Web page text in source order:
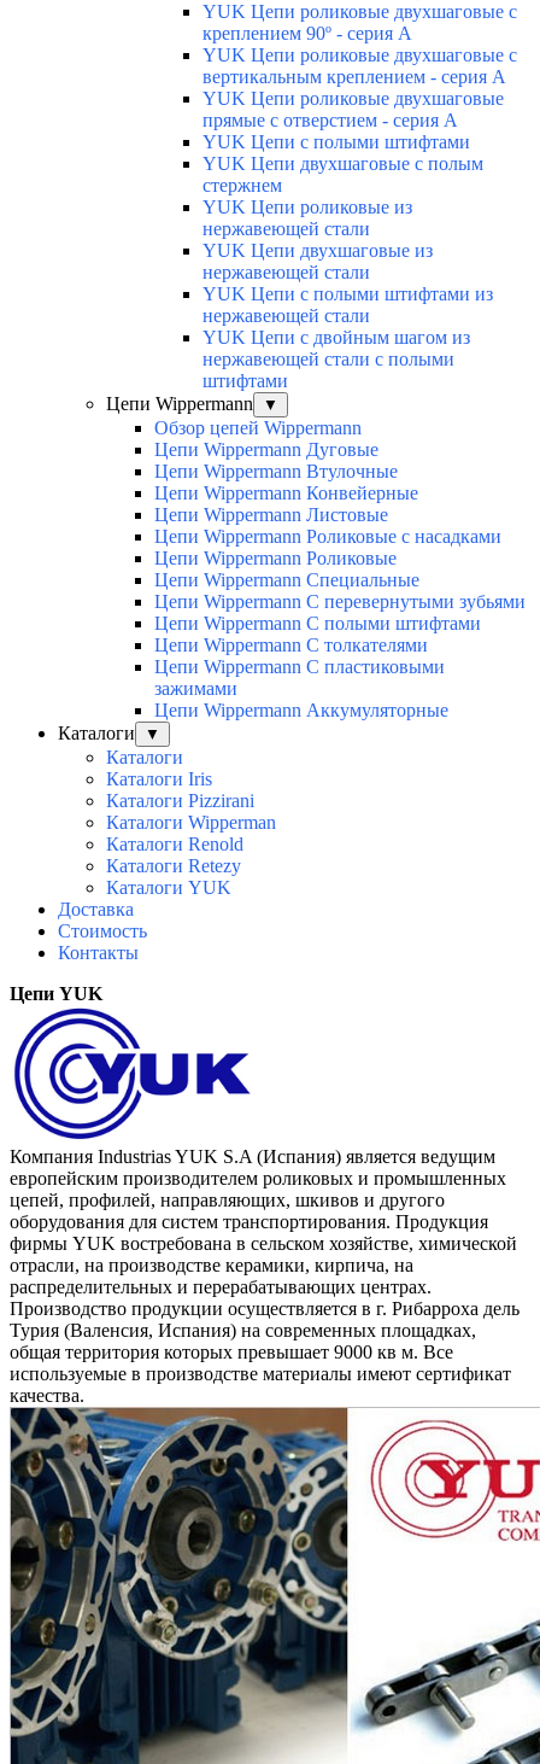
YUK Цепи роликовые двухшаговые с
креплением 90º - серия А
YUK Цепи роликовые двухшаговые с
вертикальным креплением - серия А
YUK Цепи роликовые двухшаговые
прямые с отверстием - серия А
YUK Цепи с полыми штифтами
YUK Цепи двухшаговые с полым
стержнем
YUK Цепи роликовые из
нержавеющей стали
YUK Цепи двухшаговые из
нержавеющей стали
YUK Цепи с полыми штифтами из
нержавеющей стали
YUK Цепи с двойным шагом из
нержавеющей стали с полыми
штифтами
Цепи Wippermann
▼
Обзор цепей Wippermann
Цепи Wippermann Дуговые
Цепи Wippermann Втулочные
Цепи Wippermann Конвейерные
Цепи Wippermann Листовые
Цепи Wippermann Роликовые с насадками
Цепи Wippermann Роликовые
Цепи Wippermann Специальные
Цепи Wippermann С перевернутыми зубьями
Цепи Wippermann С полыми штифтами
Цепи Wippermann С толкателями
Цепи Wippermann С пластиковыми
зажимами
Цепи Wippermann Аккумуляторные
Каталоги
▼
Каталоги
Каталоги Iris
Каталоги Pizzirani
Каталоги Wipperman
Каталоги Renold
Каталоги Retezy
Каталоги YUK
Доставка
Стоимость
Контакты
Цепи YUK
Компания Industrias YUK S.A (Испания) является ведущим
европейским производителем роликовых и промышленных
цепей, профилей, направляющих, шкивов и другого
оборудования для систем транспортирования. Продукция
фирмы YUK востребована в сельском хозяйстве, химической
отрасли, на производстве керамики, кирпича, на
распределительных и перерабатывающих центрах.
Производство продукции осуществляется в г. Рибарроха дель
Турия (Валенсия, Испания) на современных площадках,
общая территория которых превышает 9000 кв м. Все
используемые в производстве материалы имеют сертификат
качества.